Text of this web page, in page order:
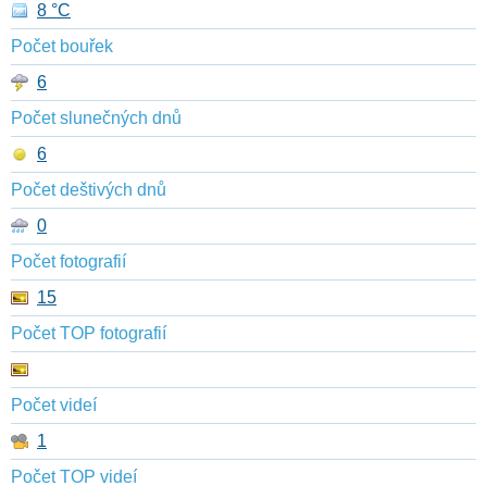
8 °C
Počet bouřek
6
Počet slunečných dnů
6
Počet deštivých dnů
0
Počet fotografií
15
Počet TOP fotografií
Počet videí
1
Počet TOP videí